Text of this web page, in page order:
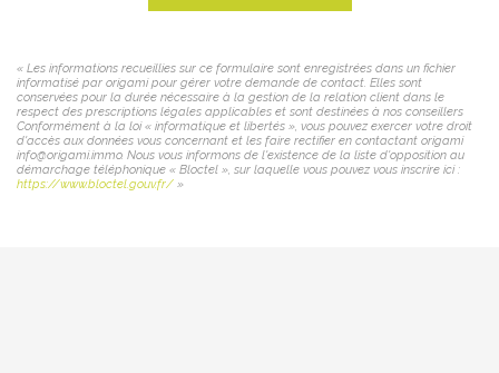
« Les informations recueillies sur ce formulaire sont enregistrées dans un fichier
informatisé par origami pour gérer votre demande de contact. Elles sont
conservées pour la durée nécessaire à la gestion de la relation client dans le
respect des prescriptions légales applicables et sont destinées à nos conseillers
Conformément à la loi « informatique et libertés », vous pouvez exercer votre droit
d'accès aux données vous concernant et les faire rectifier en contactant origami
info@origami.immo. Nous vous informons de l'existence de la liste d'opposition au
démarchage téléphonique « Bloctel », sur laquelle vous pouvez vous inscrire ici :
https://www.bloctel.gouv.fr/ »